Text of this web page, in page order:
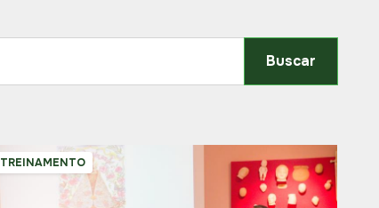
Buscar
TREINAMENTO